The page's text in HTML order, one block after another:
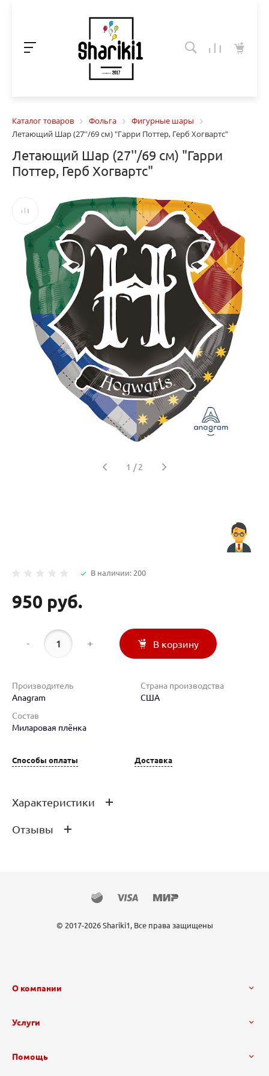
Каталог товаров Фольга
Фигурные шары
Летающий Шар (27''/69 см) "Гарри Поттер, Герб Хогвартс"
Летающий Шар (27''/69 см) "Гарри
Поттер, Герб Хогвартс"
1 / 2
В наличии: 200
950 руб.
- + В корзину
Производитель
Anagram
Страна производства
США
Состав
Миларовая плёнка
Способы оплаты Доставка
Характеристики
Производитель
Отзывы
первым
© 2017-2026 Shariki1, Все права защищены
О компании
Услуги
Помощь